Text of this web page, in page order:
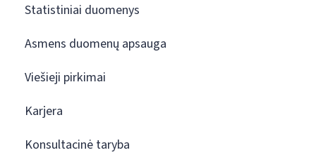
Statistiniai duomenys
Asmens duomenų apsauga
Viešieji pirkimai
Karjera
Konsultacinė taryba